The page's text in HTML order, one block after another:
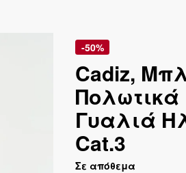
-50%
Cadiz,
Πολωτικά
Γυαλιά
Cat.3
Σε απόθεμα